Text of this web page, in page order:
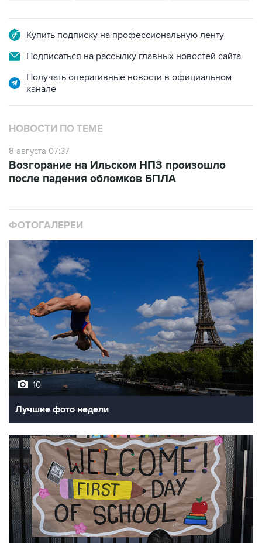
Купить подписку на профессиональную ленту
Подписаться на рассылку главных новостей сайта
Получать оперативные новости в официальном
канале
НОВОСТИ ПО ТЕМЕ
8 августа 07:37
Возгорание на Ильском НПЗ произошло
после падения обломков БПЛА
ФОТОГАЛЕРЕИ
10
Лучшие фото недели